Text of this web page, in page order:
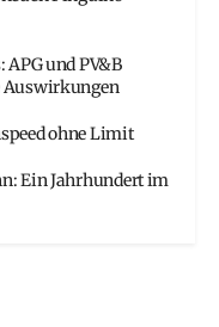
und PV&B
Auswirkungen
ohne Limit
Ein Jahrhundert im